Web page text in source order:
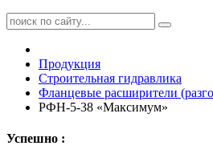
Продукция
Строительная гидравлика
Фланцевые расширители
РФН-5-38 «Максимум»
Успешно :